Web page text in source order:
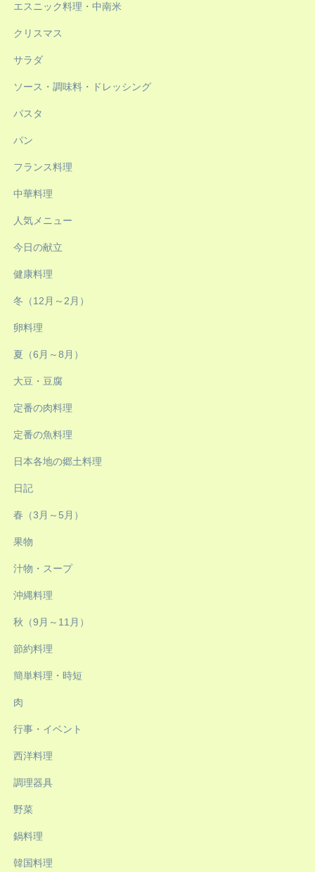
エスニック料理・中南米
クリスマス
サラダ
ソース・調味料・ドレッシング
パスタ
パン
フランス料理
中華料理
人気メニュー
今日の献立
健康料理
冬（12月～2月）
卵料理
夏（6月～8月）
大豆・豆腐
定番の肉料理
定番の魚料理
日本各地の郷土料理
日記
春（3月～5月）
果物
汁物・スープ
沖縄料理
秋（9月～11月）
節約料理
簡単料理・時短
肉
行事・イベント
西洋料理
調理器具
野菜
鍋料理
韓国料理